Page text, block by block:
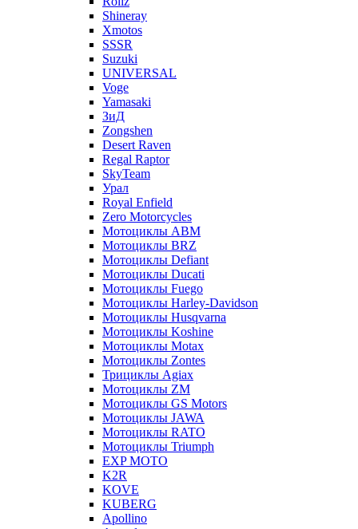
Shineray
Xmotos
SSSR
Suzuki
UNIVERSAL
Voge
Yamasaki
ЗиД
Zongshen
Desert Raven
Regal Raptor
SkyTeam
Урал
Royal Enfield
Zero Motorcycles
Мотоциклы ABM
Мотоциклы BRZ
Мотоциклы Defiant
Мотоциклы Ducati
Мотоциклы Fuego
Мотоциклы Harley-Davidson
Мотоциклы Husqvarna
Мотоциклы Koshine
Мотоциклы Motax
Мотоциклы Zontes
Трициклы Agiax
Мотоциклы ZM
Мотоциклы GS Motors
Мотоциклы JAWA
Мотоциклы RATO
Мотоциклы Triumph
EXP MOTO
K2R
KOVE
KUBERG
Apollino